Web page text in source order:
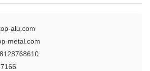
alu.com
metal.com